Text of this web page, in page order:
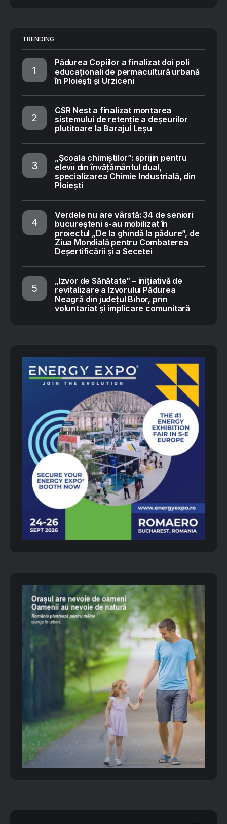
TRENDING
Pădurea Copiilor a finalizat doi poli
educaționali de permacultură urbană
în Ploiești și Urziceni
CSR Nest a finalizat montarea
sistemului de retenție a deșeurilor
plutitoare la Barajul Leșu
„Școala chimiștilor”: sprijin pentru
elevii din învățământul dual,
specializarea Chimie Industrială, din
Ploiești
Verdele nu are vârstă: 34 de seniori
bucureșteni s-au mobilizat în
proiectul „De la ghindă la pădure”, de
Ziua Mondială pentru Combaterea
Deșertificării și a Secetei
„Izvor de Sănătate” – inițiativă de
revitalizare a Izvorului Pădurea
Neagră din județul Bihor, prin
voluntariat și implicare comunitară